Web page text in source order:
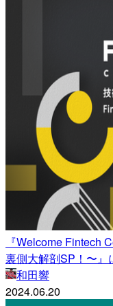
『Welcome Fintech
裏側大解剖SP！〜』
和田響
2024.06.20